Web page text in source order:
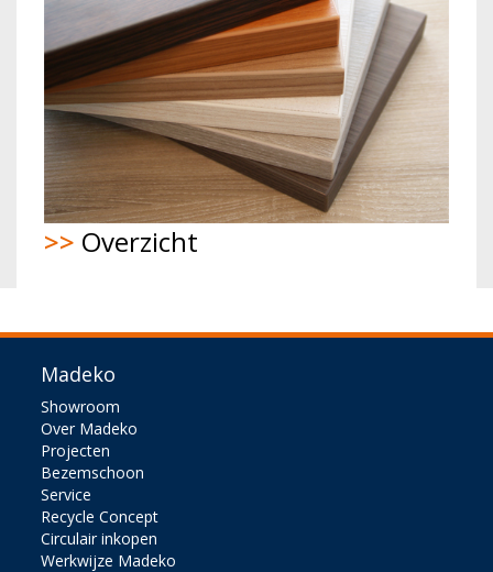
>> Overzicht
Madeko
Showroom
Over Madeko
Projecten
Bezemschoon
Service
Recycle Concept
Circulair inkopen
Werkwijze Madeko